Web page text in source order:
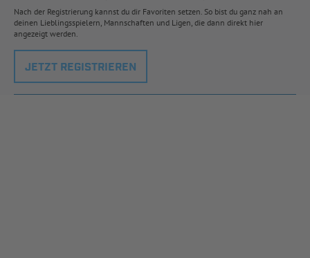
Nach der Registrierung kannst du dir Favoriten setzen. So bist du ganz nah an
deinen Lieblingsspielern, Mannschaften und Ligen, die dann direkt hier
angezeigt werden.
JETZT REGISTRIEREN